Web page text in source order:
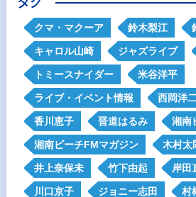
クマ・マクーア 鈴木梨江
キャロル山崎 ジャズライブ
トミースナイダー 米谷洋平
ライブ・イベント情報 西岡洋
香川恵子 晋道はるみ 湘南
湘南ビーチFMマガジン 木村太
井上奈保未 竹下由起 岸田
川口京子 ジョニー志田 村